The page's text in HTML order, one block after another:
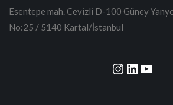
Esentepe mah. Cevizli D-100 Güney
No:25 / 5140 Kartal/İstanbul
LinkedIn